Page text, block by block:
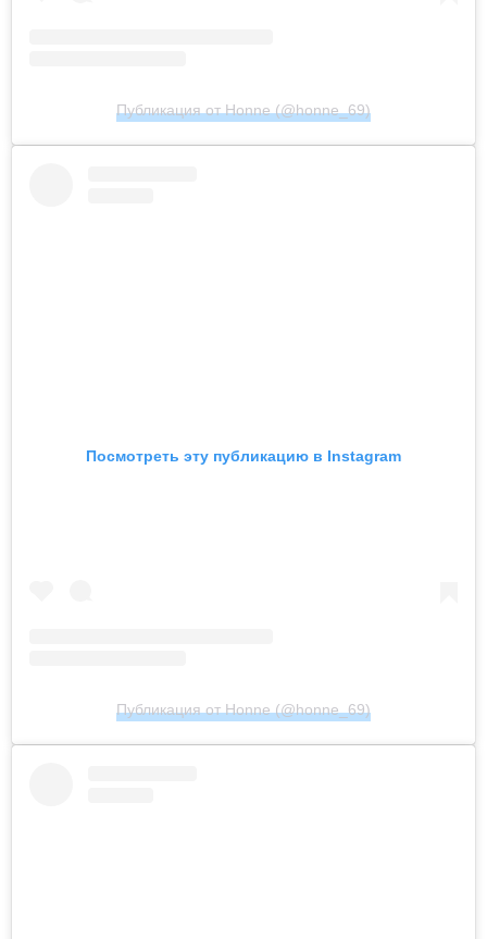
Публикация от Honne (@honne_69)
Посмотреть эту публикацию в Instagram
Публикация от Honne (@honne_69)